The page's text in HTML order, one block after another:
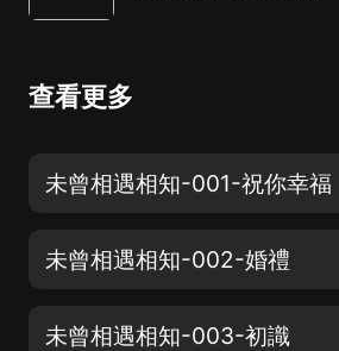
查看更多
未曾相遇相知-001-祝你幸福
未曾相遇相知-002-婚禮
未曾相遇相知-003-初識